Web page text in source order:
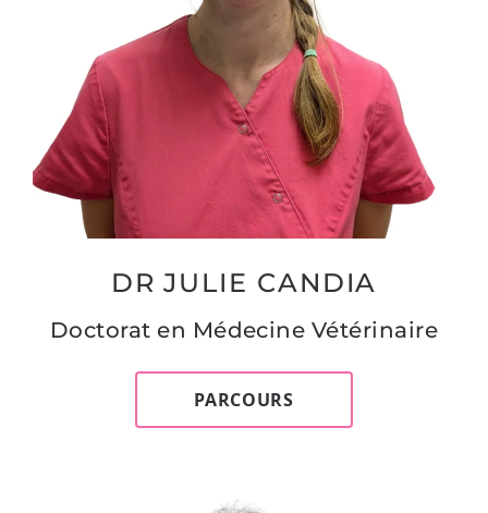
DR JULIE CANDIA
Doctorat en Médecine Vétérinaire
PARCOURS